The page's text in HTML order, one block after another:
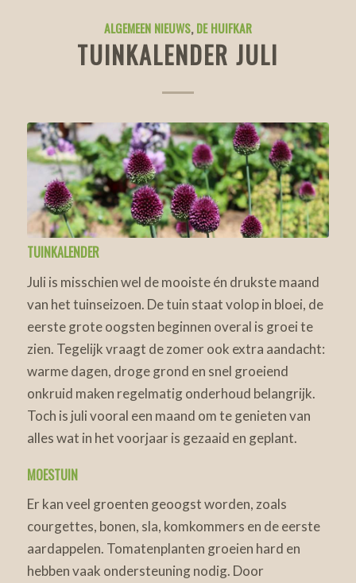
ALGEMEEN NIEUWS,DE HUIFKAR
TUINKALENDER JULI
TUINKALENDER
Juli is misschien wel de mooiste én drukste maand
van het tuinseizoen. De tuin staat volop in bloei, de
eerste grote oogsten beginnen overal is groei te
zien. Tegelijk vraagt de zomer ook extra aandacht:
warme dagen, droge grond en snel groeiend
onkruid maken regelmatig onderhoud belangrijk.
Toch is juli vooral een maand om te genieten van
alles wat in het voorjaar is gezaaid en geplant.
MOESTUIN
Er kan veel groenten geoogst worden, zoals
courgettes, bonen, sla, komkommers en de eerste
aardappelen. Tomatenplanten groeien hard en
hebben vaak ondersteuning nodig. Door